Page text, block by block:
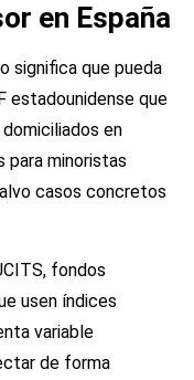
en España
significa que pueda
estadounidense que
en
para minoristas
casos concretos
fondos
usen índices
variable
de forma